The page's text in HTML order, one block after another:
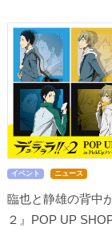
イベント ニュース
臨也と静雄の背中
２』POP UP